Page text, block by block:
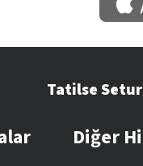
Tatilse Setur
Diğer